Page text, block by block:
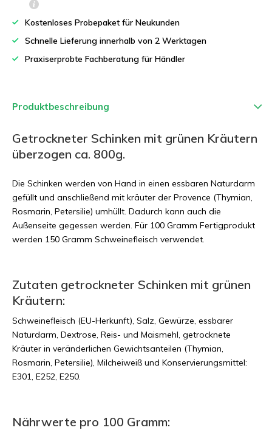
Kostenloses Probepaket für Neukunden
Schnelle Lieferung innerhalb von 2 Werktagen
Praxiserprobte Fachberatung für Händler
Produktbeschreibung
Getrockneter Schinken mit grünen Kräutern
überzogen ca. 800g.
Die Schinken werden von Hand in einen essbaren Naturdarm
gefüllt und anschließend mit kräuter der Provence (Thymian,
Rosmarin, Petersilie) umhüllt. Dadurch kann auch die
Außenseite gegessen werden. Für 100 Gramm Fertigprodukt
werden 150 Gramm Schweinefleisch verwendet.
Zutaten getrockneter Schinken mit grünen
Kräutern:
Schweinefleisch (EU-Herkunft), Salz, Gewürze, essbarer
Naturdarm, Dextrose, Reis- und Maismehl, getrocknete
Kräuter in veränderlichen Gewichtsanteilen (Thymian,
Rosmarin, Petersilie), Milcheiweiß und Konservierungsmittel:
E301, E252, E250.
Nährwerte pro 100 Gramm: